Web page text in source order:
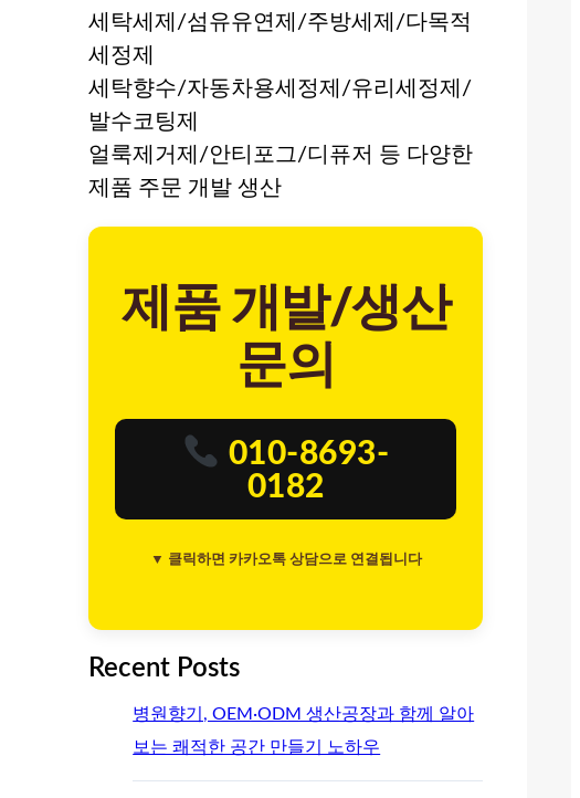
세탁세제/섬유유연제/주방세제/다목적
세정제
세탁향수/자동차용세정제/유리세정제/
발수코팅제
얼룩제거제/안티포그/디퓨저 등 다양한
제품 주문 개발 생산
제품 개발/생산
문의
010-8693-
0182
▼ 클릭하면 카카오톡 상담으로 연결됩니다
Recent Posts
병원향기, OEM·ODM 생산공장과 함께 알아
보는 쾌적한 공간 만들기 노하우